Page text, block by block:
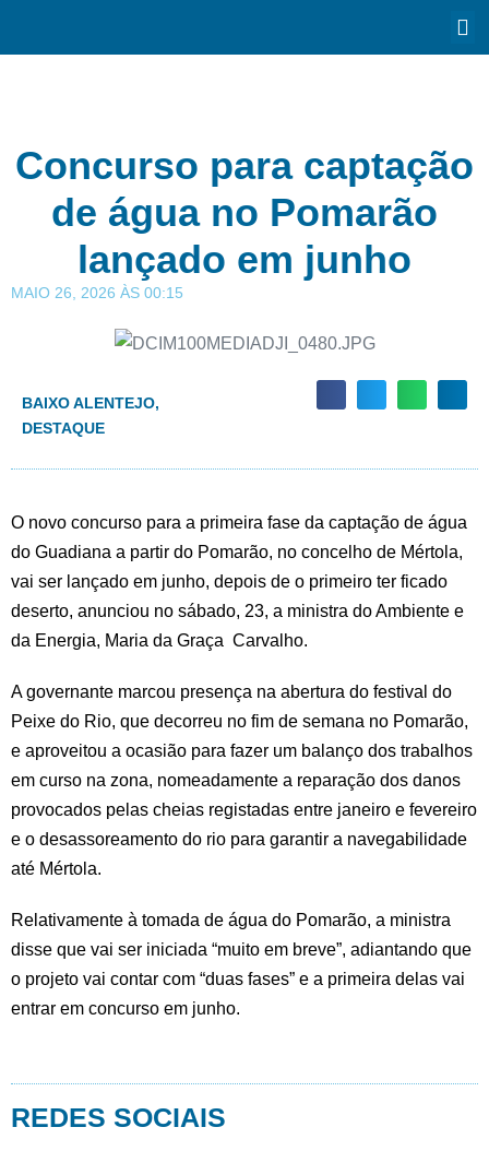
Concurso para captação
de água no Pomarão
lançado em junho
MAIO 26, 2026 ÀS 00:15
BAIXO ALENTEJO,
DESTAQUE
O novo concurso para a primeira fase da captação de água
do Guadiana a partir do Pomarão, no concelho de Mértola,
vai ser lançado em junho, depois de o primeiro ter ficado
deserto, anunciou no sábado, 23, a ministra do Ambiente e
da Energia, Maria da Graça Carvalho.
A governante marcou presença na abertura do festival do
Peixe do Rio, que decorreu no fim de semana no Pomarão,
e aproveitou a ocasião para fazer um balanço dos trabalhos
em curso na zona, nomeadamente a reparação dos danos
provocados pelas cheias registadas entre janeiro e fevereiro
e o desassoreamento do rio para garantir a navegabilidade
até Mértola.
Relativamente à tomada de água do Pomarão, a ministra
disse que vai ser iniciada “muito em breve”, adiantando que
o projeto vai contar com “duas fases” e a primeira delas vai
entrar em concurso em junho.
REDES SOCIAIS